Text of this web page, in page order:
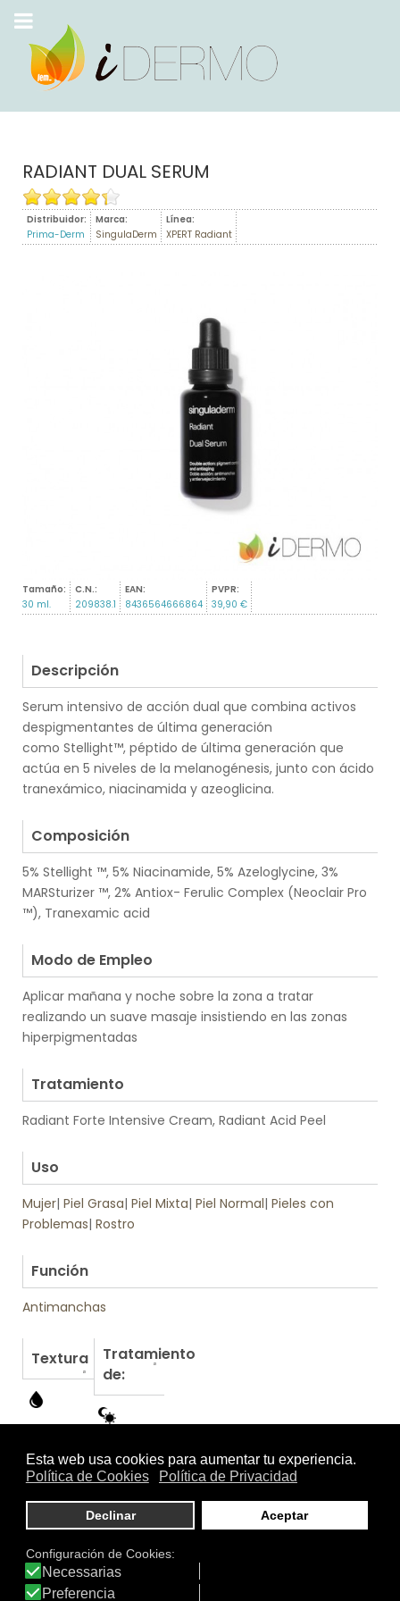
RADIANT DUAL SERUM
Distribuidor:
Prima-Derm
Marca:
SingulaDerm
Línea:
XPERT Radiant
Tamaño:
30 ml.
C.N.:
209838.1
EAN:
8436564666864
PVPR:
39,90 €
Descripción
Serum intensivo de acción dual que combina activos
despigmentantes de última generación
como Stellight™, péptido de última generación que
actúa en 5 niveles de la melanogénesis, junto con ácido
tranexámico, niacinamida y azeoglicina.
Composición
5% Stellight ™, 5% Niacinamide, 5% Azeloglycine, 3%
MARSturizer ™, 2% Antiox- Ferulic Complex (Neoclair Pro
™), Tranexamic acid
Modo de Empleo
Aplicar mañana y noche sobre la zona a tratar
realizando un suave masaje insistiendo en las zonas
hiperpigmentadas
Tratamiento
Radiant Forte Intensive Cream, Radiant Acid Peel
Uso
Mujer| Piel Grasa| Piel Mixta| Piel Normal| Pieles con
Problemas| Rostro
Función
Antimanchas
Textura
Tratamiento
de:
Otros productos de SingulaDerm